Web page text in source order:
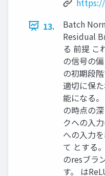
13.
Batch
Residual
る 前提 こ
の信号の
の初期段
適切に保
能になる
の時点の
クへの入
への入力
て とする
のresブラ
す。 は